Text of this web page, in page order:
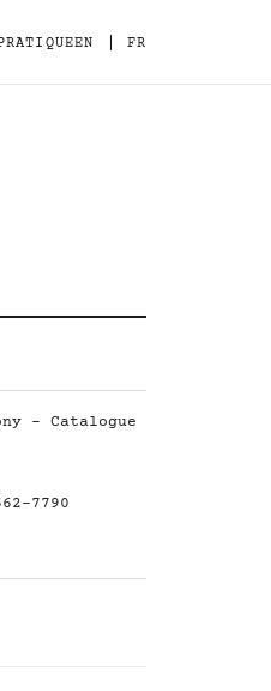
EN FR
- Catalogue
7790